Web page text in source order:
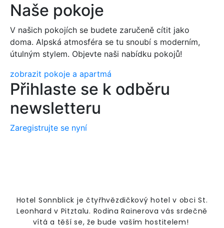
Naše pokoje
V našich pokojích se budete zaručeně cítit jako
doma. Alpská atmosféra se tu snoubí s moderním,
útulným stylem. Objevte naši nabídku pokojů!
zobrazit pokoje a apartmá
Přihlaste se k odběru
newsletteru
Zaregistrujte se nyní
Hotel Sonnblick je čtyřhvězdičkový hotel v obci St.
Leonhard v Pitztalu. Rodina Rainerova vás srdečně
vítá a těší se, že bude vaším hostitelem!